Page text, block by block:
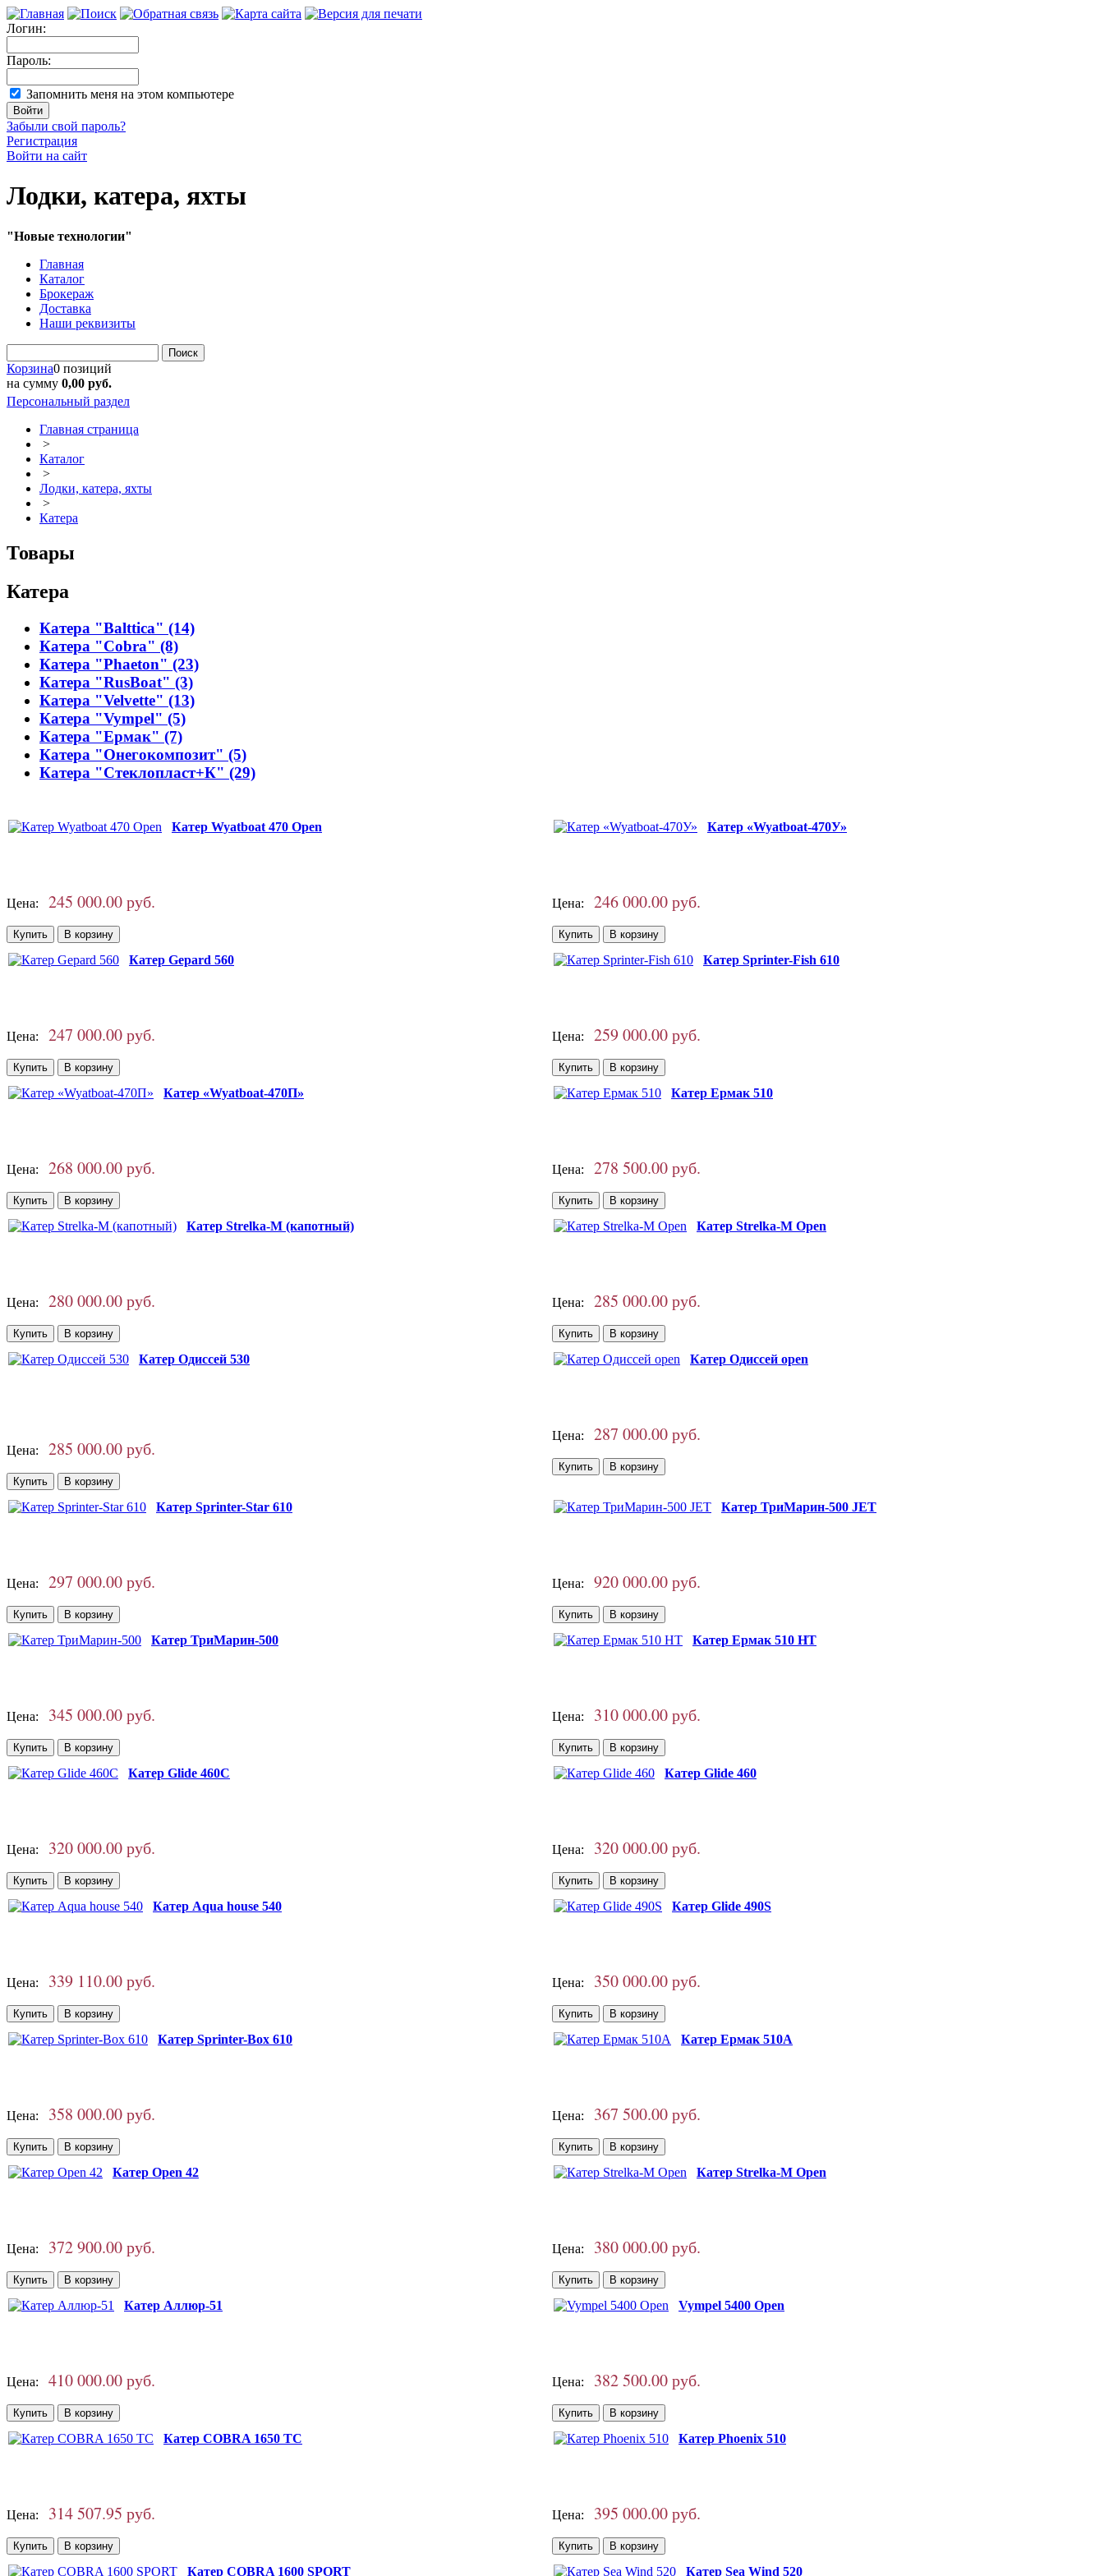
Логин:
Пароль:
Запомнить меня на этом компьютере
Забыли свой пароль?
Регистрация
Войти на сайт
Лодки, катера, яхты
"Новые технологии"
Главная
Каталог
Брокераж
Доставка
Наши реквизиты
Поиск
Корзина0 позиций
на сумму 0,00 руб.
Персональный раздел
Главная страница
>
Каталог
>
Лодки, катера, яхты
>
Катера
Товары
Катера
Катера "Balttica" (14)
Катера "Cobra" (8)
Катера "Phaeton" (23)
Катера "RusBoat" (3)
Катера "Velvette" (13)
Катера "Vympel" (5)
Катера "Ермак" (7)
Катера "Онегокомпозит" (5)
Катера "Стеклопласт+К" (29)
Катер Wyatboat 470 Open
Цена: 245 000.00 руб.
Катер «Wyatboat-470У»
Цена: 246 000.00 руб.
Катер Gepard 560
Цена: 247 000.00 руб.
Катер Sprinter-Fish 610
Цена: 259 000.00 руб.
Катер «Wyatboat-470П»
Цена: 268 000.00 руб.
Катер Ермак 510
Цена: 278 500.00 руб.
Катер Strelka-M (капотный)
Цена: 280 000.00 руб.
Катер Strelka-M Open
Цена: 285 000.00 руб.
Катер Одиссей 530
Цена: 285 000.00 руб.
Катер Одиссей open
Цена: 287 000.00 руб.
Катер Sprinter-Star 610
Цена: 297 000.00 руб.
Катер ТриМарин-500 JET
Цена: 920 000.00 руб.
Катер ТриМарин-500
Цена: 345 000.00 руб.
Катер Ермак 510 HT
Цена: 310 000.00 руб.
Катер Glide 460C
Цена: 320 000.00 руб.
Катер Glide 460
Цена: 320 000.00 руб.
Катер Aqua house 540
Цена: 339 110.00 руб.
Катер Glide 490S
Цена: 350 000.00 руб.
Катер Sprinter-Box 610
Цена: 358 000.00 руб.
Катер Ермак 510A
Цена: 367 500.00 руб.
Катер Open 42
Цена: 372 900.00 руб.
Катер Strelka-М Open
Цена: 380 000.00 руб.
Катер Аллюр-51
Цена: 410 000.00 руб.
Vympel 5400 Open
Цена: 382 500.00 руб.
Катер COBRA 1650 TC
Цена: 314 507.95 руб.
Катер Phoenix 510
Цена: 395 000.00 руб.
Катер COBRA 1600 SPORT Катер Sea Wind 520